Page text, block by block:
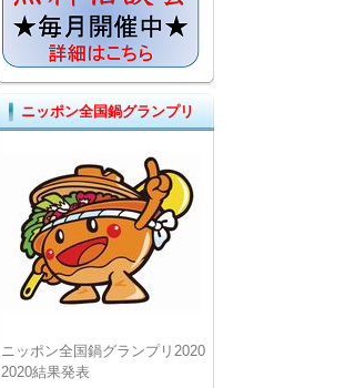
ニッポン全国鍋グランプリ
ニッポン全国鍋グランプリ2020
2020結果発表